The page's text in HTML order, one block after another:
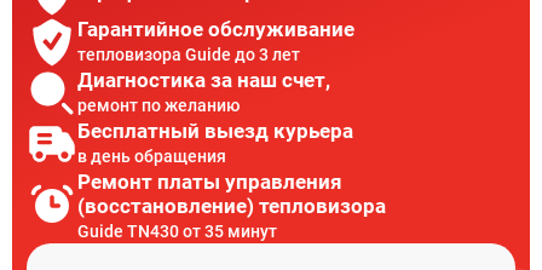
Гарантийное обслуживание
тепловизора Guide до 3 лет
Диагностика за наш счет,
ремонт по желанию
Бесплатный выезд курьера
в день обращения
Ремонт платы управления
(восстановление) тепловизора
Guide TN430 от 35 минут